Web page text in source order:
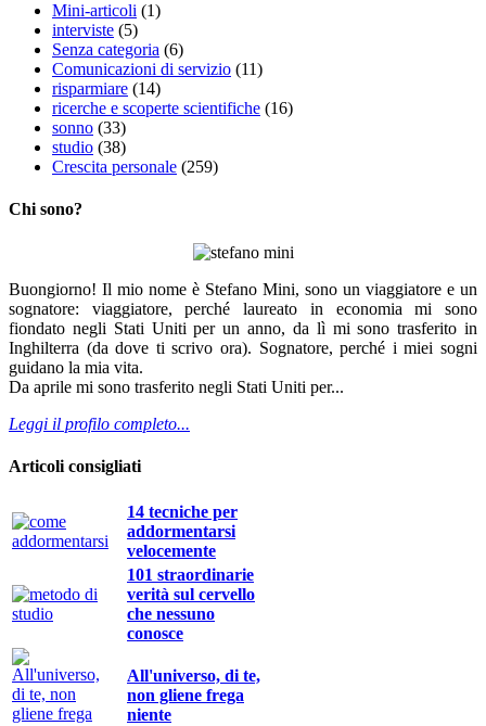
Mini-articoli (1)
interviste (5)
Senza categoria (6)
Comunicazioni di servizio (11)
risparmiare (14)
ricerche e scoperte scientifiche (16)
sonno (33)
studio (38)
Crescita personale (259)
Chi sono?
Buongiorno! Il mio nome è Stefano Mini, sono un viaggiatore e un
sognatore: viaggiatore, perché laureato in economia mi sono
fiondato negli Stati Uniti per un anno, da lì mi sono trasferito in
Inghilterra (da dove ti scrivo ora). Sognatore, perché i miei sogni
guidano la mia vita.
Da aprile mi sono trasferito negli Stati Uniti per...
Leggi il profilo completo...
Articoli consigliati
14 tecniche per
addormentarsi
velocemente
101 straordinarie
verità sul cervello
che nessuno
conosce
All'universo, di te,
non gliene frega
niente